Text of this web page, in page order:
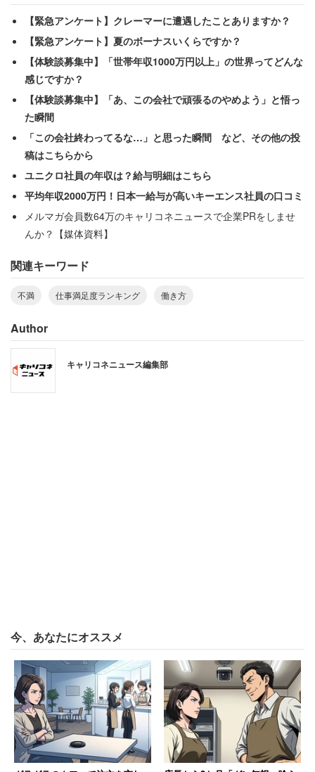
仕事に満足してますか？
2位は「建設業」（44.1％）。他業種と比較すると、偏り
く。
教師は満足度にバラツキ「人によって満足度
の差が激しい仕事」
一方、満足度が最も高かったのは、企業の研究職や大学教
【緊急アンケート】クレーマーに遭遇したことありますか？
【緊急アンケート】夏のボーナスいくらですか？
【体験談募集中】「世帯年収1000万円以上」の世界ってどんな
感じですか？
【体験談募集中】「あ、この会社で頑張るのやめよう」と悟っ
た瞬間
「この会社終わってるな…」と思った瞬間 など、その他の投
稿はこちらから
ユニクロ社員の年収は？給与明細はこちら
平均年収2000万円！日本一給与が高いキーエンス社員の口コミ
メルマガ会員数64万のキャリコネニュースで企業PRをしませ
んか？【媒体資料】
関連キーワード
不満 仕事満足度ランキング 働き方
Author
キャリコネニュース編集部
今、あなたにオススメ